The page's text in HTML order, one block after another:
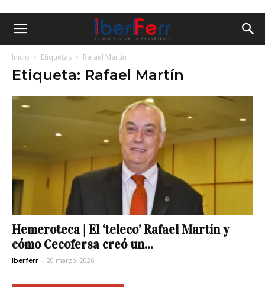
Inicio Etiquetas Rafael Martín
Etiqueta: Rafael Martín
Hemeroteca | El ‘teleco’ Rafael Martín y
cómo Cecofersa creó un...
Iberferr - 20 marzo, 2026